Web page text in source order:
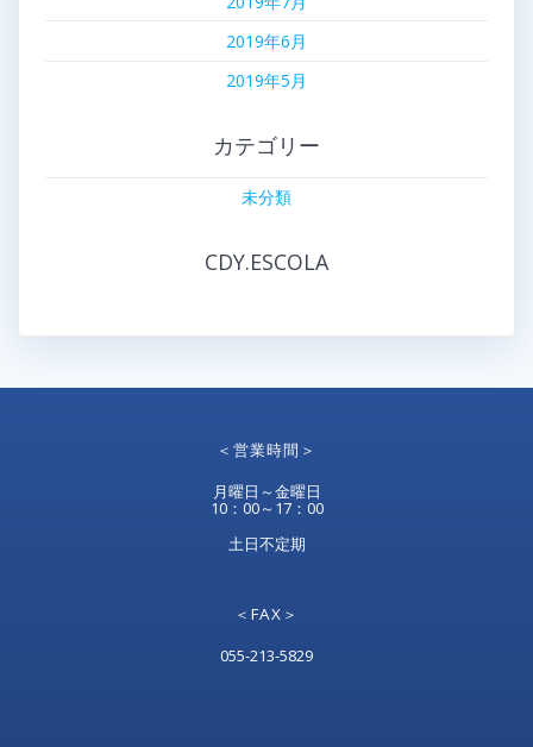
2019年6月
2019年5月
カテゴリー
未分類
CDY.ESCOLA
＜営業時間＞
月曜日～金曜日
10：00～17：00
土日不定期
＜FAX＞
055-213-5829